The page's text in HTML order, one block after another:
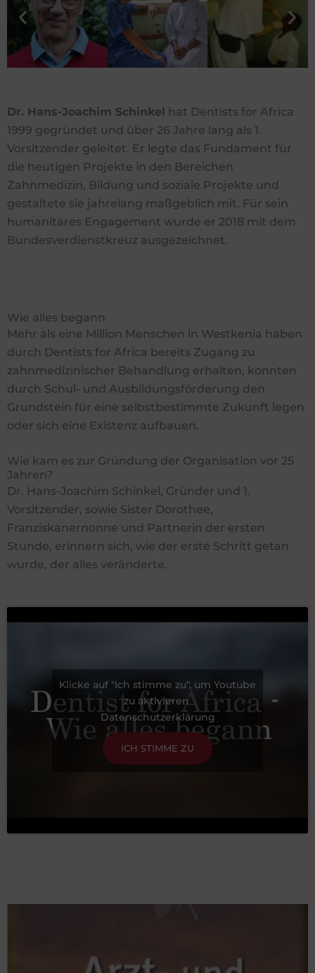
Dr. Hans-Joachim Schinkel hat Dentists for Africa
1999 gegründet und über 26 Jahre lang als 1.
Vorsitzender geleitet. Er legte das Fundament für
die heutigen Projekte in den Bereichen
Zahnmedizin, Bildung und soziale Projekte und
gestaltete sie jahrelang maßgeblich mit. Für sein
humanitäres Engagement wurde er 2018 mit dem
Bundesverdienstkreuz ausgezeichnet.
Wie alles begann
Mehr als eine Million Menschen in Westkenia haben
durch Dentists for Africa bereits Zugang zu
zahnmedizinischer Behandlung erhalten, konnten
durch Schul- und Ausbildungsförderung den
Grundstein für eine selbstbestimmte Zukunft legen
oder sich eine Existenz aufbauen.
Wie kam es zur Gründung der Organisation vor 25
Jahren?
Dr. Hans-Joachim Schinkel, Gründer und 1.
Vorsitzender, sowie Sister Dorothee,
Franziskanernonne und Partnerin der ersten
Stunde, erinnern sich, wie der erste Schritt getan
wurde, der alles veränderte.
Klicke auf "Ich stimme zu", um Youtube
zu aktivieren
Datenschutzerklärung
ICH STIMME ZU